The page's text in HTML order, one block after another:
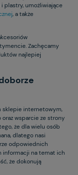
plastry, umożliwiające
, a także
Zachęcamy
najlepiej
sklepie internetowym,
wsparcie ze strony
że dla wielu osób
dlatego nasi
odpowiednich
informacji na temat ich
że dokonują